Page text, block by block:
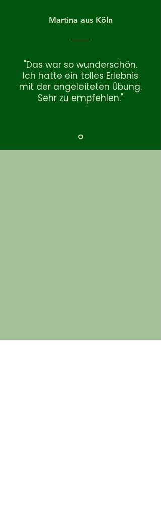
Martina aus Köln
"Das war so wunderschön.
Ich hatte ein tolles Erlebnis
mit der angeleiteten Übung.
Sehr zu empfehlen."